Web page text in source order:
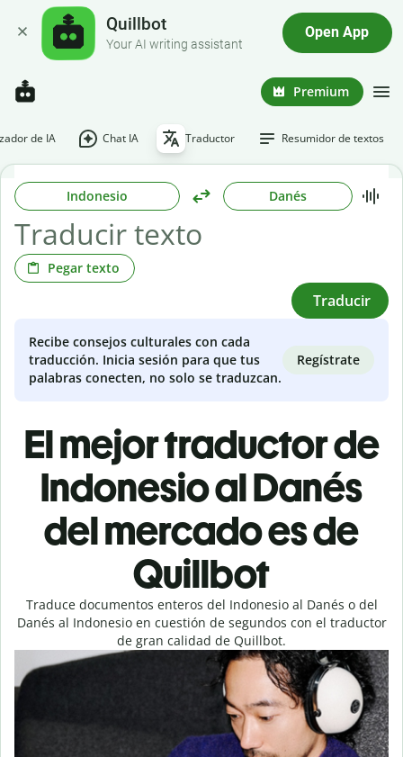
Quillbot
Your AI writing assistant
Open App
Premium
de IA Chat IA Traductor Resumidor de textos
Indonesio Danés
Pegar texto
Traducir
Recibe consejos culturales con cada
traducción. Inicia sesión para que tus
palabras conecten, no solo se traduzcan.
Regístrate
El mejor traductor de
Indonesio al Danés
del mercado es de
Quillbot
Traduce documentos enteros del Indonesio al Danés o del
Danés al Indonesio en cuestión de segundos con el traductor
de gran calidad de Quillbot.